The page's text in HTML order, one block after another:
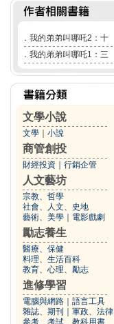
． 我的弟弟叫哪吒2：十
． 我的弟弟叫哪吒1：三
文學小說
文學 小說
商管創投
財經投資 行銷企管
人文藝坊
宗教、哲學
社會、人文、史地
藝術、美學
電影戲劇
勵志養生
醫療、保健
料理、生活百科
教育、心理、勵志
進修學習
電腦與網路
語言工具
雜誌、期刊
軍政、法律
參考、考試、教科用書